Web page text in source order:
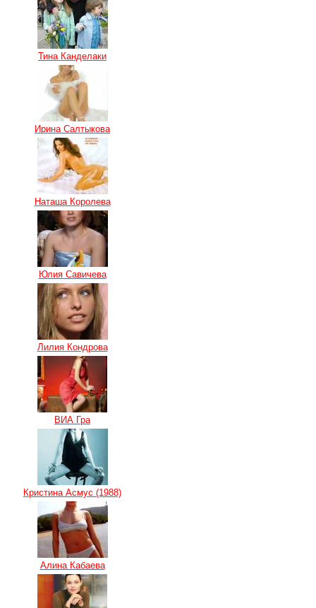
Тина Канделаки
Ирина Салтыкова
Наташа Королева
Юлия Савичева
Лилия Кондрова
ВИА Гра
Кристина Асмус (1988)
Алина Кабаева